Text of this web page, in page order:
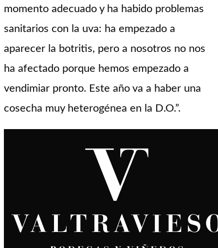
momento adecuado y ha habido problemas
sanitarios con la uva: ha empezado a
aparecer la botritis, pero a nosotros no nos
ha afectado porque hemos empezado a
vendimiar pronto. Este año va a haber una
cosecha muy heterogénea en la D.O.”.